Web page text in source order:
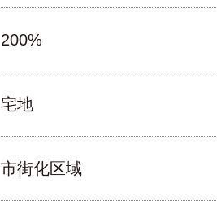
200%
宅地
市街化区域